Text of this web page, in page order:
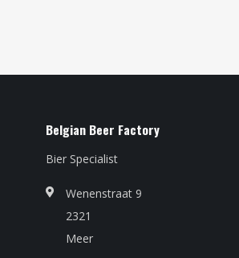
Belgian Beer Factory
Bier Specialist
Wenenstraat 9
2321
Meer